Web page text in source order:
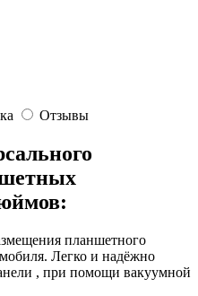
Отзывы
планшетного
Легко и надёжно
, при помощи вакуумной